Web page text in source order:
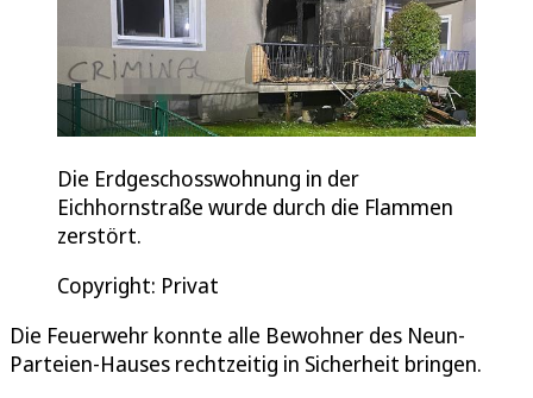
Die Erdgeschosswohnung in der
Eichhornstraße wurde durch die Flammen
zerstört.
Copyright: Privat
Die Feuerwehr konnte alle Bewohner des Neun-
Parteien-Hauses rechtzeitig in Sicherheit bringen.